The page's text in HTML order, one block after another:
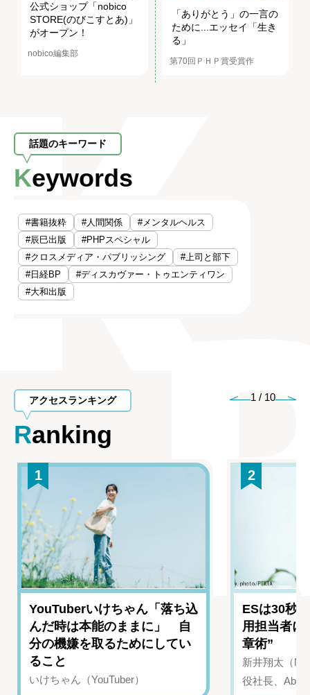
公式ショップ「nobico
STORE(のびこすとあ)」
がオープン！
nobico編集部
「ありがとう」の一言の
ために...エッセイ「生き
る」
第70回ＰＨＰ賞受賞作
話題のキーワード
Keywords
#書籍抜粋 #人間関係
#メンタルヘルス
#辰巳出版
#PHPスペシャル
#クロスメディア・パブリッシング
#上司と部下
#日経BP
#ディスカヴァー・トゥエンティワン
#大和出版
アクセスランキング
Ranking
1 / 10
1
YouTuberいけちゃん「落ち込
んだ時は本能のままに」 自
分の機嫌を取るためにしてい
ること
いけちゃん（YouTuber）
2
ESは30秒
用担当者に
章術”
新井翔太（
役社長、